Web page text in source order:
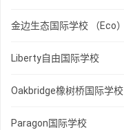
金边生态国际学校 （Eco）
Liberty自由国际学校
Oakbridge橡树桥国际学校
Paragon国际学校